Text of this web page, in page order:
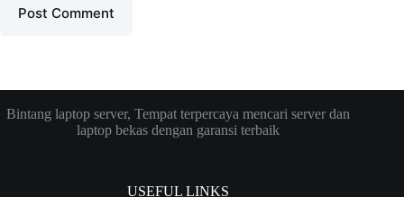
Post Comment
Bintang laptop server, Tempat terpercaya mencari server dan
laptop bekas dengan garansi terbaik
USEFUL LINKS